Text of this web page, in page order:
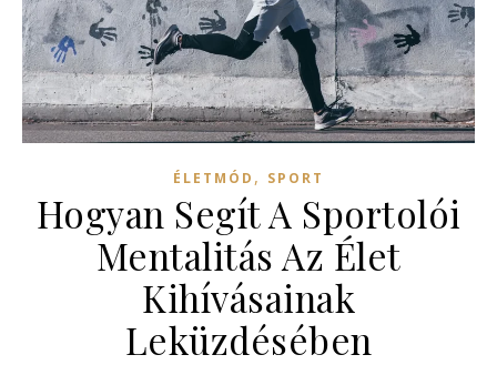
ÉLETMÓD , SPORT
Hogyan Segít A Sportolói
Mentalitás Az Élet
Kihívásainak
Leküzdésében